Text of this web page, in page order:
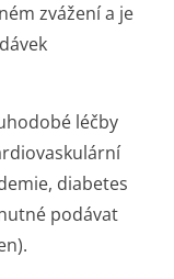
zvážení a je
léčby
diabetes
podávat